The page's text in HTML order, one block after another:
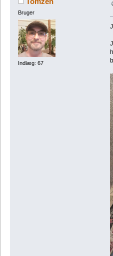
Bruger
Indlæg: 67